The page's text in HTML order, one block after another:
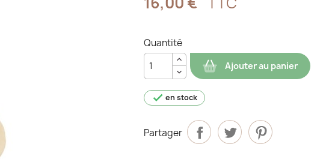
Quantité
Ajouter au panier
 en stock
Partager